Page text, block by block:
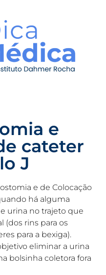
e
cateter
J
e de Colocação
há alguma
urina no trajeto que
(dos rins para os
para a bexiga).
eliminar a urina
bolsinha coletora fora